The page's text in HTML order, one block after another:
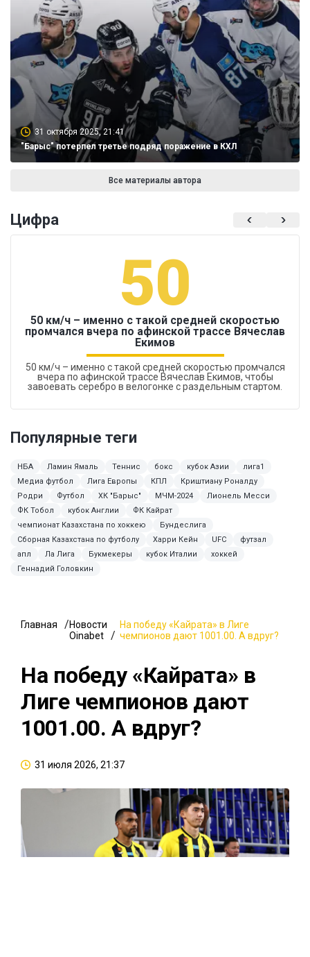
31 октября 2025, 21:41
"Барыс" потерпел третье подряд поражение в КХЛ
Все материалы автора
Цифра
50
50 км/ч – именно с такой средней скоростью
промчался вчера по афинской трассе Вячеслав
Екимов
50 км/ч – именно с такой средней скоростью промчался
вчера по афинской трассе Вячеслав Екимов, чтобы
завоевать серебро в велогонке с раздельным стартом.
Популярные теги
НБА Ламин Ямаль Теннис бокс кубок Азии
лига1
Медиа футбол
Лига Европы КПЛ
Криштиану Роналду
Родри
Футбол ХК "Барыс" МЧМ-2024
Лионель Месси
ФК Тобол
кубок Англии
ФК Кайрат
чемпионат Казахстана по хоккею
Бундеслига
Сборная Казахстана по футболу
Харри Кейн UFC
футзал
апл
Ла Лига Букмекеры кубок Италии
хоккей
Геннадий Головкин
Главная
Новости
Oinabet
На победу «Кайрата» в Лиге
чемпионов дают 1001.00. А вдруг?
На победу «Кайрата» в
Лиге чемпионов дают
1001.00. А вдруг?
31 июля 2026, 21:37